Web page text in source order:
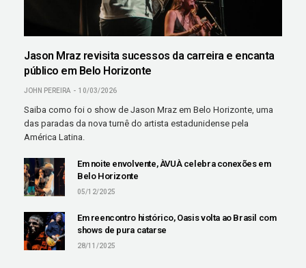
Jason Mraz revisita sucessos da carreira e encanta
público em Belo Horizonte
JOHN PEREIRA 10/03/2026
Saiba como foi o show de Jason Mraz em Belo Horizonte, uma
das paradas da nova turnê do artista estadunidense pela
América Latina.
Em noite envolvente, ÀVUÀ celebra conexões em
Belo Horizonte
05/12/2025
Em reencontro histórico, Oasis volta ao Brasil com
shows de pura catarse
28/11/2025